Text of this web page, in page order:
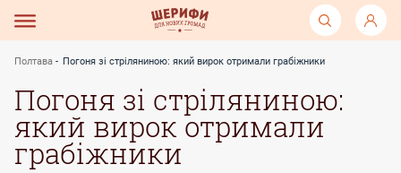
Полтава Погоня зі стріляниною: який вирок отримали грабіжники
Погоня зі стріляниною:
який вирок отримали
грабіжники